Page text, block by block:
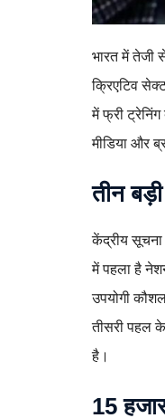
भारत में तेजी
क्रिएटिव
में फ्री
मीडिया और
तीन
केंद्रीय सूचना
में पहला है
उपयोगी
तीसरी पहल
है।
15